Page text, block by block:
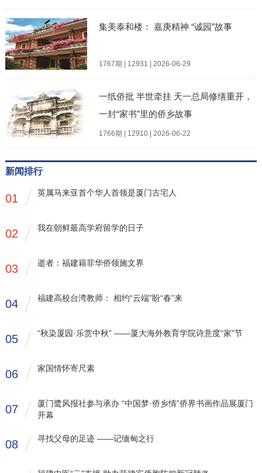
集美泰和楼： 嘉庚精神 “诚园”故事
1767期 | 12931 | 2026-06-29
一纸侨批 半世牵挂 天一总局修缮重开，
一封“家书”里的侨乡故事
1766期 | 12910 | 2026-06-22
新闻排行
01 英属马来亚首个华人首领是厦门古宅人
02 我在朝鲜最高学府留学的日子
03 逝者：福建籍菲华侨领施文界
04 福建高校台湾教师： 相约“云端”盼“春”来
05 “秋染厦园·乐赏中秋” ——厦大海外教育学院诗意度“家”节
06 家国情怀寄尺素
07
厦门鹭风报社参与承办 “中国梦·侨乡情”侨界书画作品展厦门
开幕
08 寻找父母的足迹 ——记缅甸之行